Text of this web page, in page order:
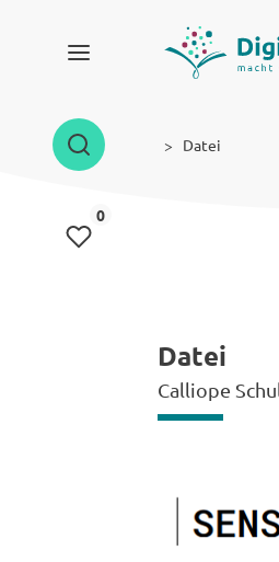
0Inhalte gemerkt
Datei
Datei
Calliope